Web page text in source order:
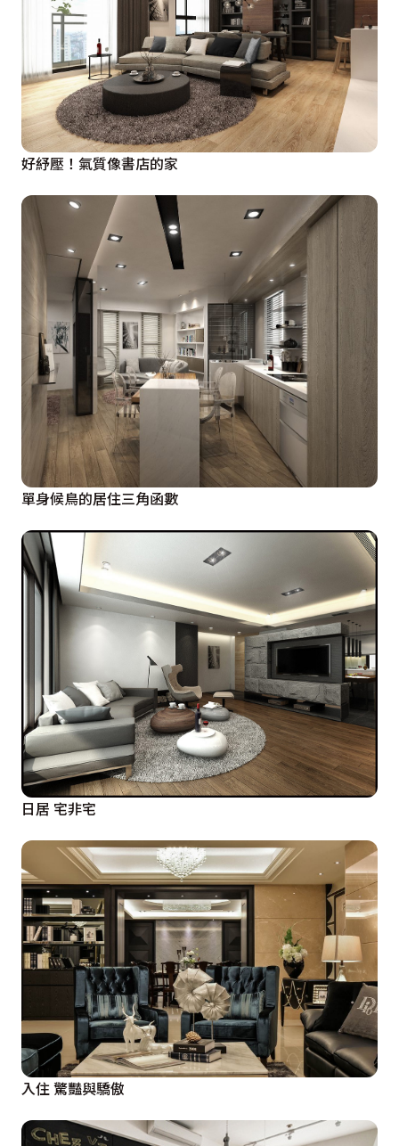
好紓壓！氣質像書店的家
單身候鳥的居住三角函數
日居 宅非宅
入住 驚豔與驕傲